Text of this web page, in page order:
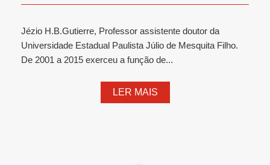
Jézio H.B.Gutierre, Professor assistente doutor da
Universidade Estadual Paulista Júlio de Mesquita Filho.
De 2001 a 2015 exerceu a função de...
LER MAIS